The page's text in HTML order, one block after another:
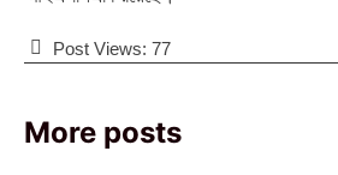
Post Views: 77
More posts